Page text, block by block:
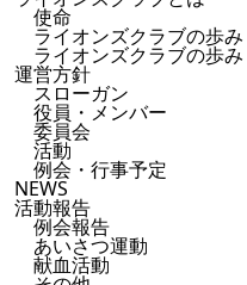
使命
ライオンズクラブの歩
ライオンズクラブの歩
運営方針
スローガン
役員・メンバー
委員会
活動
例会・行事予定
NEWS
活動報告
例会報告
あいさつ運動
献血活動